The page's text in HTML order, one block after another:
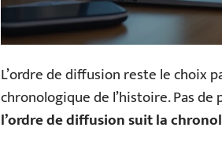
L’ordre de diffusion reste le choix
chronologique de l’histoire. Pas
l’ordre de diffusion suit la